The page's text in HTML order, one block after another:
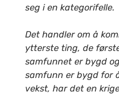
seg i en kategorifelle.
Det handler om å
ytterste ting, de
samfunnet er bygd
samfunn er bygd for
vekst, har det en